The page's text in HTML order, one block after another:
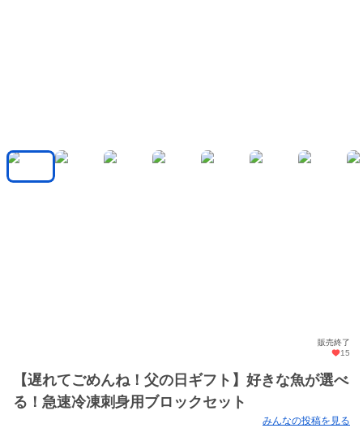
販売終了
15
【遅れてごめんね！父の日ギフト】好きな魚が選べ
る！急速冷凍刺身用ブロックセット
みんなの投稿を見る